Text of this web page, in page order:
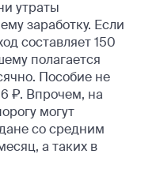
утраты
заработку. Если
составляет 150
полагается
Пособие не
₽. Впрочем, на
могут
со средним
а таких в